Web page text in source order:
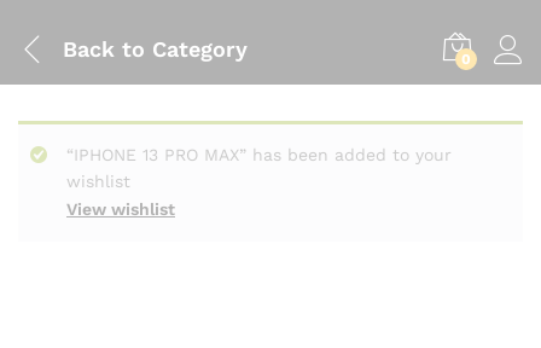
Back to Category 0
View wishlist
“IPHONE 13 PRO MAX” has been added to your
wishlist